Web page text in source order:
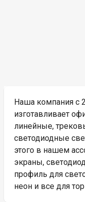
Наша компания с
изготавливает
линейные,
светодиодные
этого в нашем
экраны,
профиль для
неон и все для